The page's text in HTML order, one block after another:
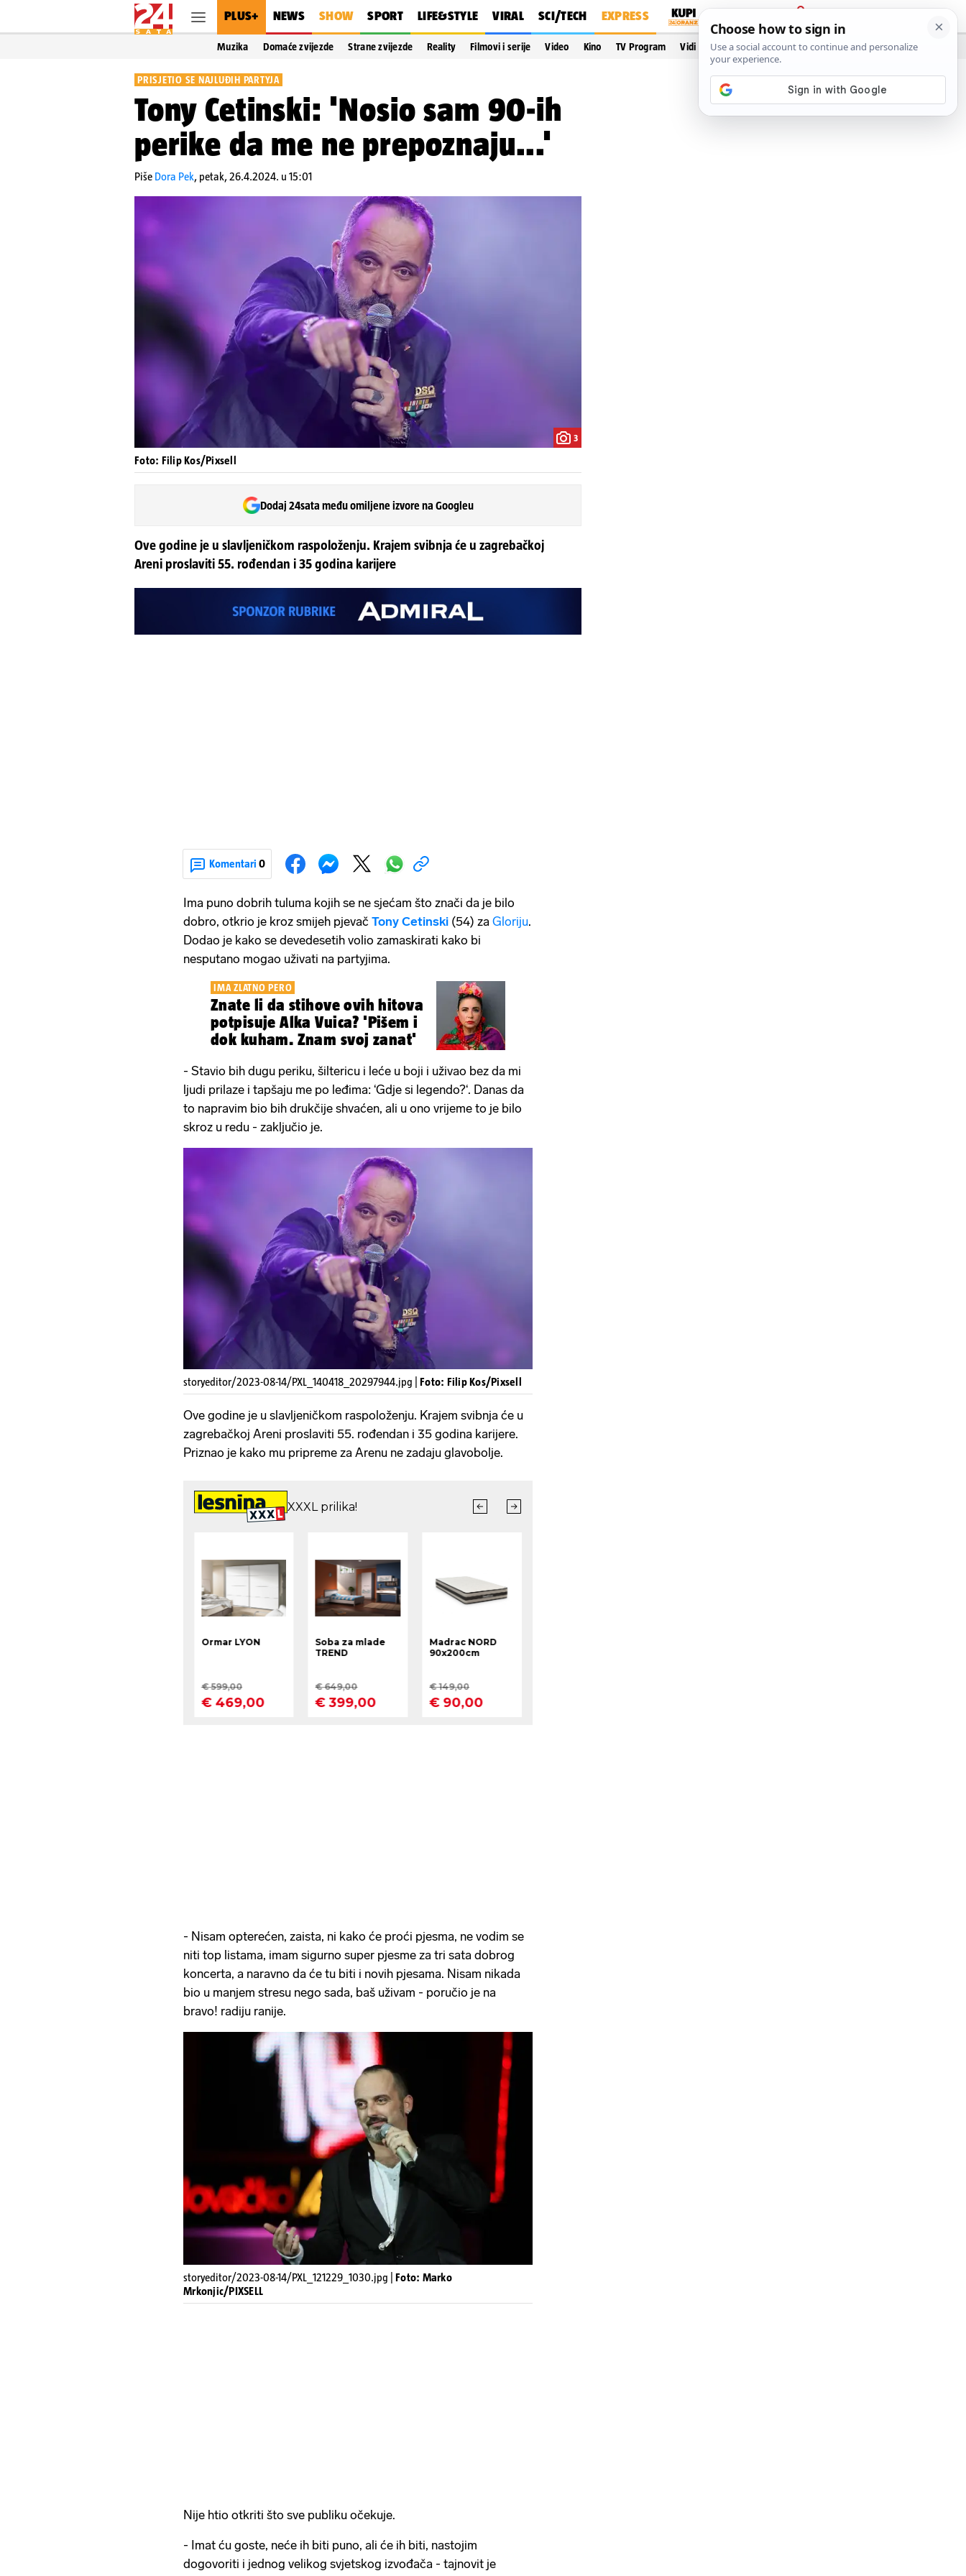
PLUS+ NEWS SHOW SPORT LIFE&STYLE VIRAL SCI/TECH EXPRESS
PRIJAVA
Muzika Domaće zvijezde Strane zvijezde Reality Filmovi i serije Video Kino TV Program Vidi još…
PRISJETIO SE NAJLUĐIH PARTYJA
Tony Cetinski: 'Nosio sam 90-ih
perike da me ne prepoznaju...'
Piše Dora Pek, petak, 26.4.2024. u 15:01
3
Foto: Filip Kos/Pixsell
Dodaj 24sata među omiljene izvore na Googleu
Ove godine je u slavljeničkom raspoloženju. Krajem svibnja će u zagrebačkoj
Areni proslaviti 55. rođendan i 35 godina karijere
Komentari 0
Ima puno dobrih tuluma kojih se ne sjećam što znači da je bilo
dobro, otkrio je kroz smijeh pjevač Tony Cetinski (54) za Gloriju.
Dodao je kako se devedesetih volio zamaskirati kako bi
nesputano mogao uživati na partyjima.
IMA ZLATNO PERO
Znate li da stihove ovih hitova
potpisuje Alka Vuica? 'Pišem i
dok kuham. Znam svoj zanat'
- Stavio bih dugu periku, šiltericu i leće u boji i uživao bez da mi
ljudi prilaze i tapšaju me po leđima: ‘Gdje si legendo?‘. Danas da
to napravim bio bih drukčije shvaćen, ali u ono vrijeme to je bilo
skroz u redu - zaključio je.
storyeditor/2023-08-14/PXL_140418_20297944.jpg | Foto: Filip Kos/Pixsell
Ove godine je u slavljeničkom raspoloženju. Krajem svibnja će u
zagrebačkoj Areni proslaviti 55. rođendan i 35 godina karijere.
Priznao je kako mu pripreme za Arenu ne zadaju glavobolje.
- Nisam opterećen, zaista, ni kako će proći pjesma, ne vodim se
niti top listama, imam sigurno super pjesme za tri sata dobrog
koncerta, a naravno da će tu biti i novih pjesama. Nisam nikada
bio u manjem stresu nego sada, baš uživam - poručio je na
bravo! radiju ranije.
storyeditor/2023-08-14/PXL_121229_1030.jpg |
Foto: Marko
Mrkonjic/PIXSELL
Nije htio otkriti što sve publiku očekuje.
- Imat ću goste, neće ih biti puno, ali će ih biti, nastojim
dogovoriti i jednog velikog svjetskog izvođača - tajnovit je